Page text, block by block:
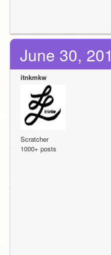
June 30,
itnkmkw
Scratcher
1000+ posts